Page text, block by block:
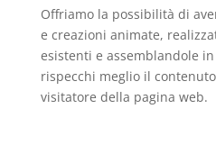
Offriamo la possibilità di
e creazioni animate,
esistenti e assemblandole
rispecchi meglio il
visitatore della pagina web.